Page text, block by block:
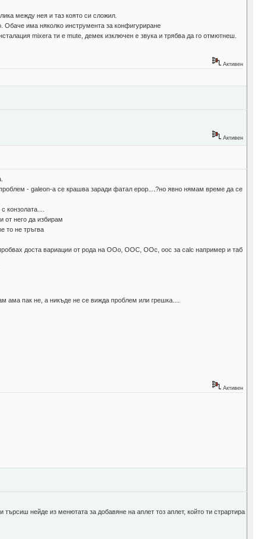
между нея и таз която си сложил.
има няколко инструмента за конфигуриране
mixera ти е mute, демек изключен е звука и трябва да го отмютнеш.
Активен
Активен
- galeon-а се крашва заради фатал ерор....?но явно нямам време да се
конзолата....
от него да избирам
то не тръгва
доста вариации от рода на OOo, OOC, OOc, ooc за calc например и таб
ама пак не, а никъде не се вижда проблем или грешка....
Активен
нейде из менютата за добавяне на аплет тоз аплет, който ти страртира